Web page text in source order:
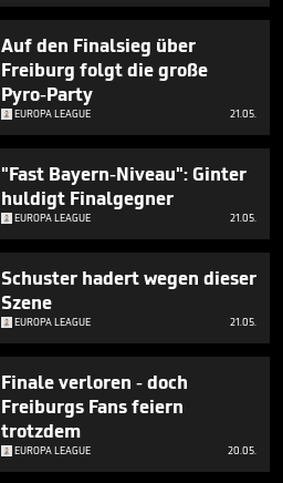
Auf den Finalsieg über
Freiburg folgt die große
Pyro-Party
EUROPA LEAGUE 21.05.
"Fast Bayern-Niveau": Ginter
huldigt Finalgegner
EUROPA LEAGUE 21.05.
Schuster hadert wegen dieser
Szene
EUROPA LEAGUE 21.05.
Finale verloren - doch
Freiburgs Fans feiern
trotzdem
EUROPA LEAGUE 20.05.